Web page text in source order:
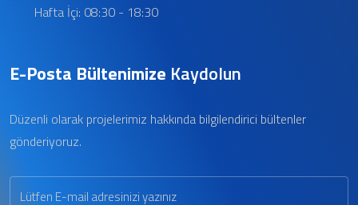
Hafta İçi: 08:30 - 18:30
E-Posta Bültenimize Kaydolun
Düzenli olarak projelerimiz hakkında bilgilendirici bültenler
gönderiyoruz.